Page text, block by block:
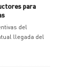
para
del
llegada del